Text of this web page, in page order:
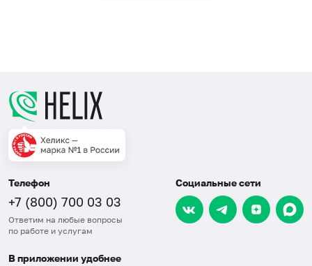
Телефон
+7 (800) 700 03 03
Ответим на любые вопросы
по работе и услугам
Социальные сети
В приложении удобнее